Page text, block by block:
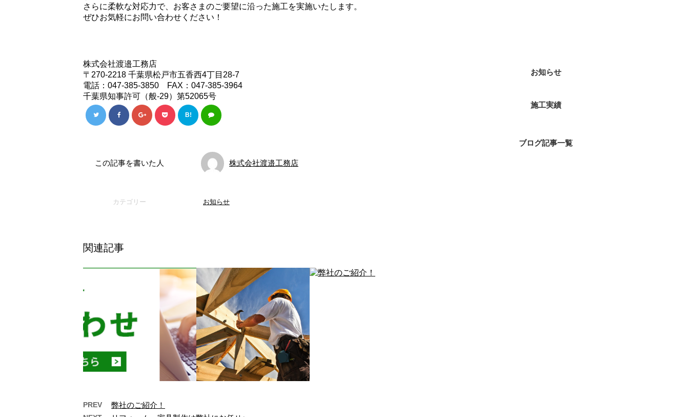
さらに柔軟な対応力で、お客さまのご要望に沿った施工を実施いたします。
ぜひお気軽にお問い合わせください！
株式会社渡邉工務店
〒270-2218 千葉県松戸市五香西4丁目28-7
電話：047-385-3850 FAX：047-385-3964
千葉県知事許可（般-29）第52065号
B!
この記事を書いた人 株式会社渡邉工務店
カテゴリー お知らせ
関連記事
PREV 弊社のご紹介！
お知らせ
施工実績
ブログ記事一覧